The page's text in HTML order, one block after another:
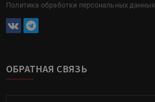
Политика обработки персональных данных
ОБРАТНАЯ СВЯЗЬ